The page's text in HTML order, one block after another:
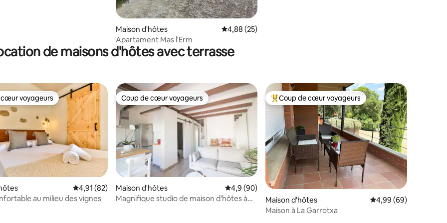
Maison d'hôtes Évaluation moyenne sur la base de 25 commentaires : 4,88 sur 5
4,88 (25)
Apartament Mas l'Erm
de maisons d'hôtes avec terrasse
voyageurs
voyageurs
Évaluation moyenne sur la base de 82 commentaires : 4,91 sur 5
4,91 (82)
au milieu des vignes
Coup de cœur voyageurs
Coup de cœur voyageurs
Maison d'hôtes Évaluation moyenne sur la base de 90 commentaires : 4,9 sur 5
4,9 (90)
Magnifique studio de maison d'hôtes à
Coups de cœur voyageurs les plus appréciés
Coup de cœur voyageurs
Maison d'hôtes Évaluation moyenne
4,99 (69)
Maison à La Garrotxa